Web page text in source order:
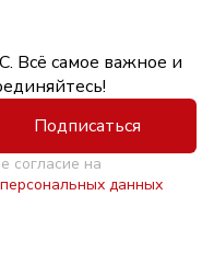
Всё самое важное и
Подписаться
согласие на
данных